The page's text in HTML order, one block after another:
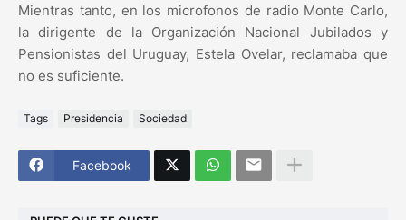
Mientras tanto, en los microfonos de radio Monte Carlo,
la dirigente de la Organización Nacional Jubilados y
Pensionistas del Uruguay, Estela Ovelar, reclamaba que
no es suficiente.
Tags Presidencia Sociedad
Facebook